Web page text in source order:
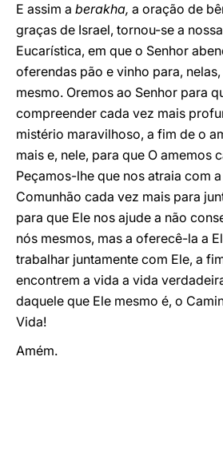
E assim a berakha, a oração de
graças de Israel, tornou-se a
Eucarística, em que o Senhor
oferendas pão e vinho para,
mesmo. Oremos ao Senhor para
compreender cada vez mais
mistério maravilhoso, a fim de o
mais e, nele, para que O amemos
Peçamos-lhe que nos atraia com
Comunhão cada vez mais para
para que Ele nos ajude a não
nós mesmos, mas a oferecê-la a
trabalhar juntamente com Ele, a
encontrem a vida a vida
daquele que Ele mesmo é, o
Vida!
Amém.